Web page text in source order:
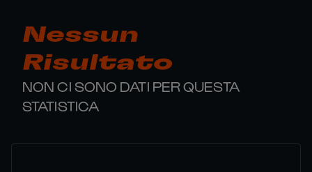
Nessun
Risultato
NON CI SONO DATI PER QUESTA
STATISTICA